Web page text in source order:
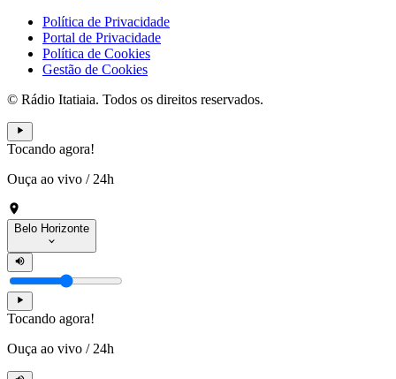
Política de Privacidade
Portal de Privacidade
Política de Cookies
Gestão de Cookies
© Rádio Itatiaia. Todos os direitos reservados.
Tocando agora!
Ouça ao vivo / 24h
Belo Horizonte
Tocando agora!
Ouça ao vivo / 24h